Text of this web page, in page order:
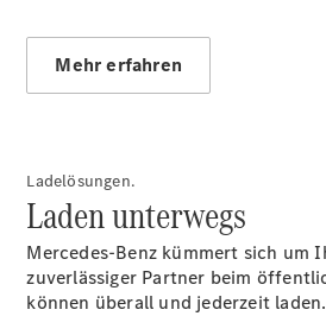
Aktuelles
Mehr erfahren
Ladelösungen.
Laden unterwegs
Mercedes-Benz kümmert sich um
zuverlässiger Partner beim
können überall und jederzeit laden.